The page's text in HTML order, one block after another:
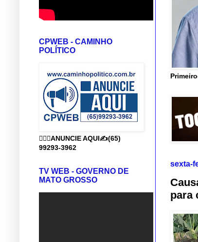
sexta-
para
CPWEB - CAMINHO
POLÍTICO
👨🏻‍⚕️ANUNCIE AQUI✍️(65)
99293-3962
TV WEB - GOVERNO DE
MATO GROSSO